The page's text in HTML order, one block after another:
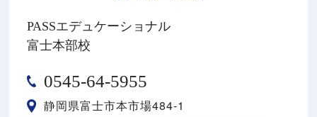
PASSエデュケーショナル
富士本部校
0545-64-5955
静岡県富士市本市場484-1